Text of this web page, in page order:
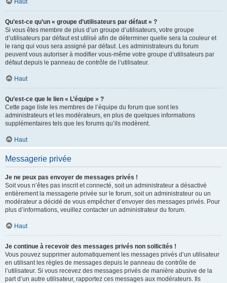
Haut
Qu’est-ce qu’un « groupe d’utilisateurs par défaut » ?
Si vous êtes membre de plus d’un groupe d’utilisateurs, votre groupe
d’utilisateurs par défaut est utilisé afin de déterminer quelle sera la couleur et
le rang qui vous sera assigné par défaut. Les administrateurs du forum
peuvent vous autoriser à modifier vous-même votre groupe d’utilisateurs par
défaut depuis le panneau de contrôle de l’utilisateur.
Haut
Qu’est-ce que le lien « L’équipe » ?
Cette page liste les membres de l’équipe du forum que sont les
administrateurs et les modérateurs, en plus de quelques informations
supplémentaires tels que les forums qu’ils modèrent.
Haut
Messagerie privée
Je ne peux pas envoyer de messages privés !
Soit vous n’êtes pas inscrit et connecté, soit un administrateur a désactivé
entièrement la messagerie privée sur le forum, soit un administrateur ou un
modérateur a décidé de vous empêcher d’envoyer des messages privés. Pour
plus d’informations, veuillez contacter un administrateur du forum.
Haut
Je continue à recevoir des messages privés non sollicités !
Vous pouvez supprimer automatiquement les messages privés d’un utilisateur
en utilisant les règles de messages depuis le panneau de contrôle de
l’utilisateur. Si vous recevez des messages privés de manière abusive de la
part d’un autre utilisateur, rapportez ces messages aux modérateurs. Ils